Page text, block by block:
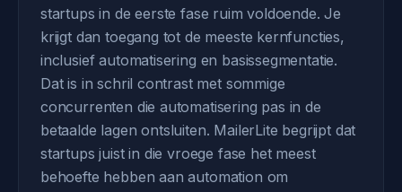
startups in de eerste fase ruim voldoende. Je
krijgt dan toegang tot de meeste kernfuncties,
inclusief automatisering en basissegmentatie.
Dat is in schril contrast met sommige
concurrenten die automatisering pas in de
betaalde lagen ontsluiten. MailerLite begrijpt dat
startups juist in die vroege fase het meest
behoefte hebben aan automation om